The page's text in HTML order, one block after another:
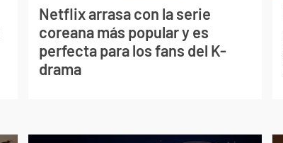
Netflix arrasa con la serie
coreana más popular y es
perfecta para los fans del K-
drama